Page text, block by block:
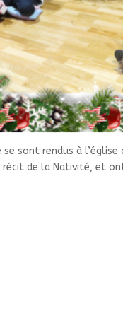
sont rendus à
de la Nativité, et